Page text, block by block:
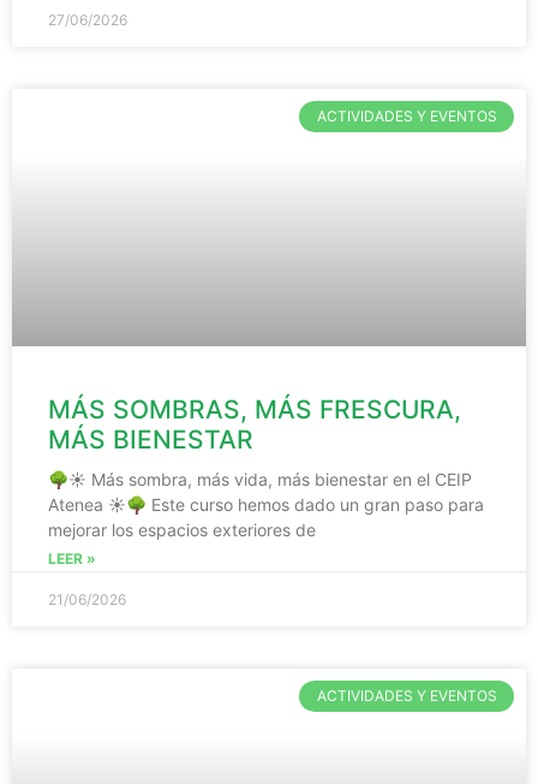
27/06/2026
ACTIVIDADES Y EVENTOS
MÁS SOMBRAS, MÁS FRESCURA,
MÁS BIENESTAR
🌳☀️ Más sombra, más vida, más bienestar en el CEIP
Atenea ☀️🌳 Este curso hemos dado un gran paso para
mejorar los espacios exteriores de
LEER »
21/06/2026
ACTIVIDADES Y EVENTOS